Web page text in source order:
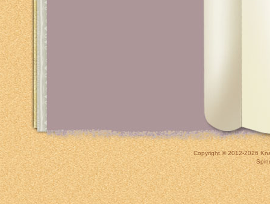
Copyright © 2012-2026